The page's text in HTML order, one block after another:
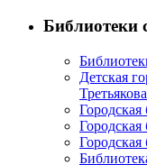
Библиотеки
Детская
Третьякова